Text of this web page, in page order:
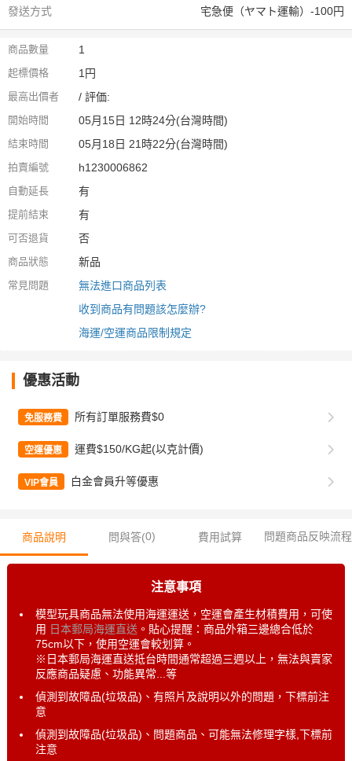
發送方式
宅急便（ヤマト運輸）-100円
商品數量 1
起標價格 1円
最高出價者 / 評価:
開始時間 05月15日 12時24分(台灣時間)
結束時間 05月18日 21時22分(台灣時間)
拍賣編號 h1230006862
自動延長 有
提前結束 有
可否退貨 否
商品狀態 新品
常見問題
無法進口商品列表
收到商品有問題該怎麼辦?
海運/空運商品限制規定
優惠活動
免服務費 所有訂單服務費$0
空運優惠 運費$150/KG起(以克計價)
VIP會員 白金會員升等優惠
商品說明 問與答(0) 費用試算 問題商品反映流程
注意事項
模型玩具商品無法使用海運運送，空運會產生材積費用，可使
用 日本郵局海運直送。貼心提醒：商品外箱三邊總合低於
75cm以下，使用空運會較划算。
※日本郵局海運直送抵台時間通常超過三週以上，無法與賣家
反應商品疑慮、功能異常...等
偵測到故障品(垃圾品)、有照片及說明以外的問題，下標前注
意
偵測到故障品(垃圾品)、問題商品、可能無法修理字樣,下標前
注意